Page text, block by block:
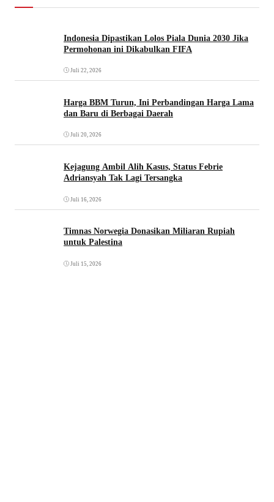
Indonesia Dipastikan Lolos Piala Dunia 2030 Jika
Permohonan ini Dikabulkan FIFA
Juli 22, 2026
Harga BBM Turun, Ini Perbandingan Harga Lama
dan Baru di Berbagai Daerah
Juli 20, 2026
Kejagung Ambil Alih Kasus, Status Febrie
Adriansyah Tak Lagi Tersangka
Juli 16, 2026
Timnas Norwegia Donasikan Miliaran Rupiah
untuk Palestina
Juli 15, 2026